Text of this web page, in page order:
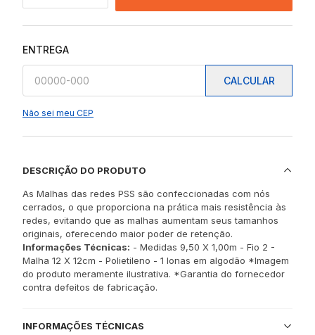
ENTREGA
CALCULAR
Não sei meu CEP
DESCRIÇÃO DO PRODUTO
As Malhas das redes PSS são confeccionadas com nós
cerrados, o que proporciona na prática mais resistência às
redes, evitando que as malhas aumentam seus tamanhos
originais, oferecendo maior poder de retenção.
Informações Técnicas: - Medidas 9,50 X 1,00m - Fio 2 -
Malha 12 X 12cm - Polietileno - 1 lonas em algodão *Imagem
do produto meramente ilustrativa. *Garantia do fornecedor
contra defeitos de fabricação.
INFORMAÇÕES TÉCNICAS